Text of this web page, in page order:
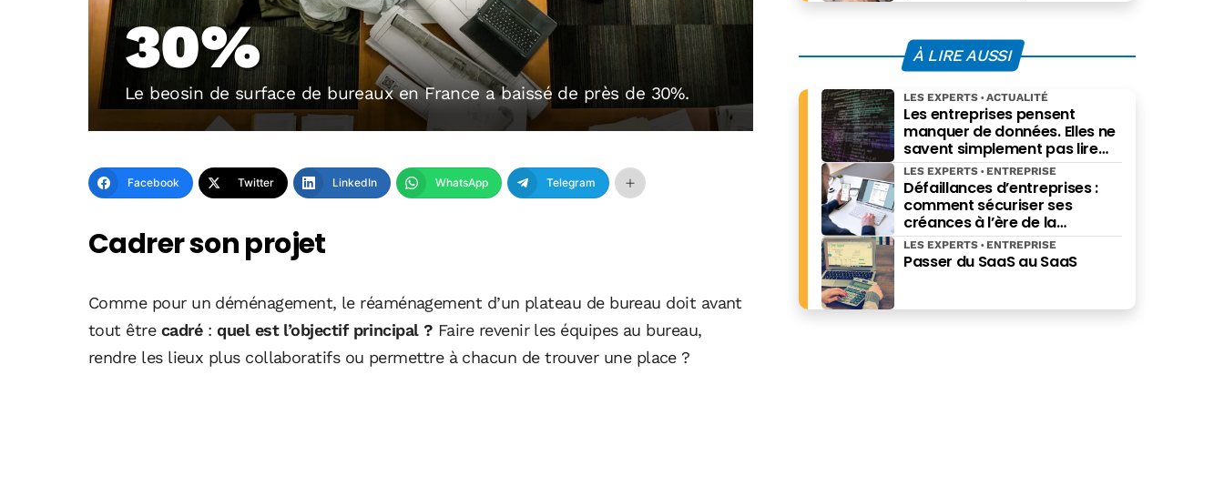
30%
Le beosin de surface de bureaux en France a baissé de près de 30%.
Facebook Twitter LinkedIn WhatsApp Telegram
Cadrer son projet
Comme pour un déménagement, le réaménagement d’un plateau de bureau doit avant
tout être cadré:quel est l’objectif principal ? Faire revenir les équipes au bureau,
rendre les lieux plus collaboratifs ou permettre à chacun de trouver une place ?
À LIRE AUSSI
Les entreprises pensent
manquer de données. Elles ne
savent simplement pas lire
celles qu’elles possèdent déjà.
LES EXPERTS ACTUALITÉ
Défaillances d’entreprises :
comment sécuriser ses
créances à l’ère de la
facturation électronique ?
LES EXPERTS ENTREPRISE
Passer du SaaS au SaaS
LES EXPERTS ENTREPRISE